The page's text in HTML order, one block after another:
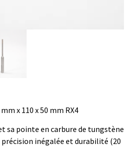
x 110 x 50 mm RX4
sa pointe en carbure de tungstène
inégalée et durabilité (20